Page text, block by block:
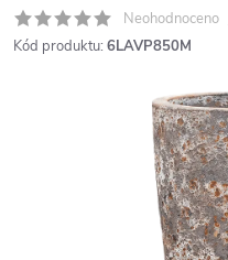
Neohodnoceno
Kód produktu: 6LAVP850M